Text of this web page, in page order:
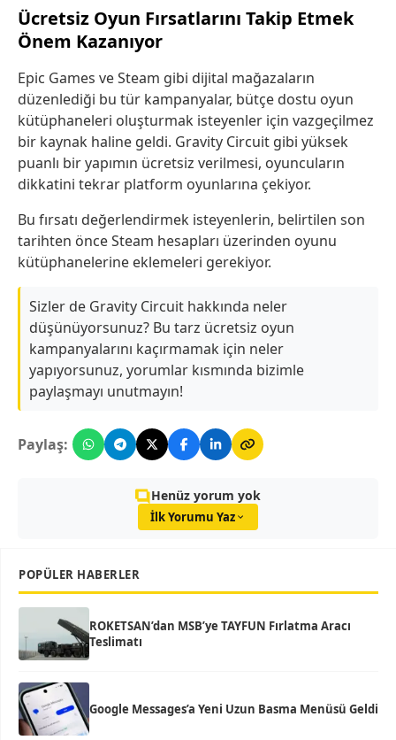
Ücretsiz Oyun Fırsatlarını Takip Etmek
Önem Kazanıyor
Epic Games ve Steam gibi dijital mağazaların
düzenlediği bu tür kampanyalar, bütçe dostu oyun
kütüphaneleri oluşturmak isteyenler için vazgeçilmez
bir kaynak haline geldi. Gravity Circuit gibi yüksek
puanlı bir yapımın ücretsiz verilmesi, oyuncuların
dikkatini tekrar platform oyunlarına çekiyor.
Bu fırsatı değerlendirmek isteyenlerin, belirtilen son
tarihten önce Steam hesapları üzerinden oyunu
kütüphanelerine eklemeleri gerekiyor.
Sizler de Gravity Circuit hakkında neler
düşünüyorsunuz? Bu tarz ücretsiz oyun
kampanyalarını kaçırmamak için neler
yapıyorsunuz, yorumlar kısmında bizimle
paylaşmayı unutmayın!
Paylaş:
Henüz yorum yok
İlk Yorumu Yaz
POPÜLER HABERLER
ROKETSAN’dan MSB’ye TAYFUN Fırlatma Aracı
Teslimatı
Google Messages’a Yeni Uzun Basma Menüsü Geldi